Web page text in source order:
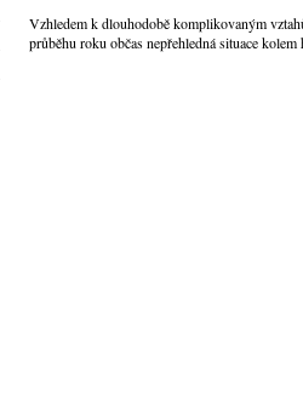
Vzhledem k dlouhodobě komplikovaným
průběhu roku občas nepřehledná situace